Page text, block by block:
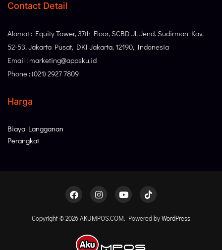
Contact Detail
Alamat : Equity Tower, 37th Floor, SCBD Jl. Jend. Sudirman Kav.
52-53, Jakarta Pusat, DKI Jakarta, 12190, Indonesia
Email : marketing@appsku.id
Phone : (021) 2927 7809
Harga
Biaya Langganan
Perangkat
Copyright © 2026 AKUMPOS.COM. Powered byWordPress